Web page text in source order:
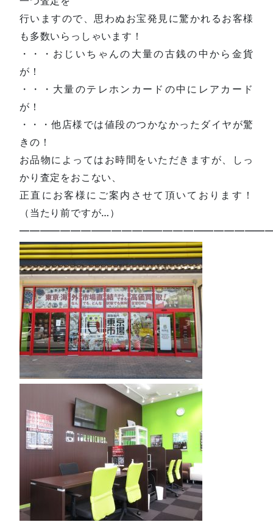
行いますので、思わぬお宝発見に驚かれるお客様
も多数いらっしゃいます！
・・・おじいちゃんの大量の古銭の中から金貨
が！
・・・大量のテレホンカードの中にレアカード
が！
・・・他店様では値段のつかなかったダイヤが驚
きの！
お品物によってはお時間をいただきますが、しっ
かり査定をおこない、
正直にお客様にご案内させて頂いております！
（当たり前ですが…）